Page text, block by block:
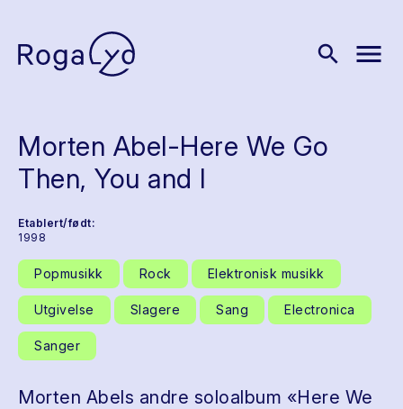
search menu
Morten Abel-Here We Go
Then, You and I
Etablert/født:
1998
Popmusikk Rock Elektronisk musikk
Utgivelse Slagere Sang Electronica
Sanger
Morten Abels andre soloalbum «Here We